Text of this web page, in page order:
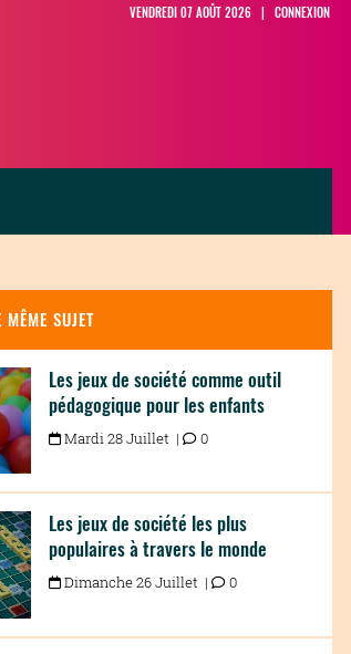
VENDREDI 07 AOÛT 2026 | CONNEXION
SUJET
Les jeux de société comme outil
pédagogique pour les enfants
Mardi 28 Juillet | 0
Les jeux de société les plus
populaires à travers le monde
Dimanche 26 Juillet | 0